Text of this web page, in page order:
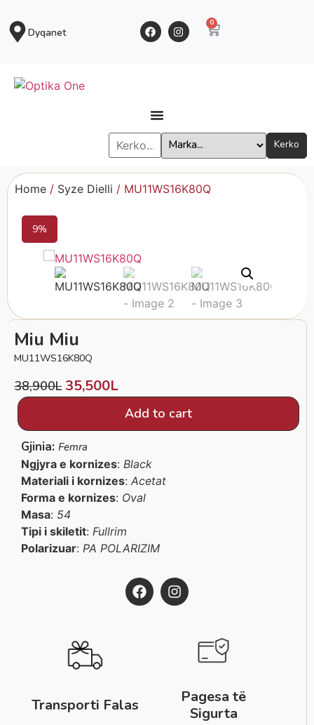
Dyqanet
0
Kerko
Home / Syze Dielli / MU11WS16K80Q
9%
Miu Miu
MU11WS16K80Q
38,900L 35,500L
Add to cart
Gjinia: Femra
Ngjyra e kornizes: Black
Materiali i kornizes: Acetat
Forma e kornizes: Oval
Masa: 54
Tipi i skiletit: Fullrim
Polarizuar: PA POLARIZIM
Transporti Falas
Pagesa të
Sigurta